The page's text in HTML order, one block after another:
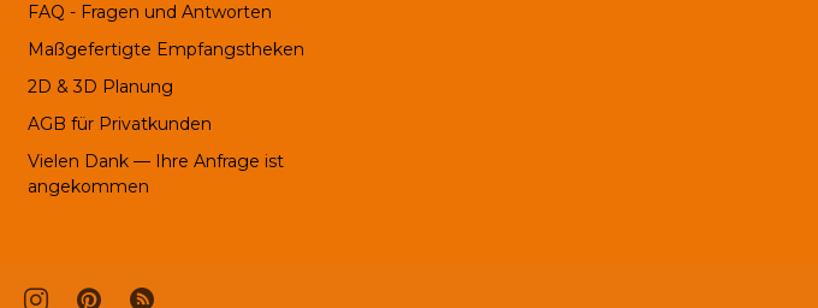
FAQ - Fragen und Antworten
Maßgefertigte Empfangstheken
2D & 3D Planung
AGB für Privatkunden
Vielen Dank — Ihre Anfrage ist
angekommen